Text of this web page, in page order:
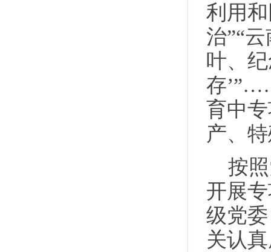
利用
治”“
叶、
存
育中
产、
按
开展
级党
关认